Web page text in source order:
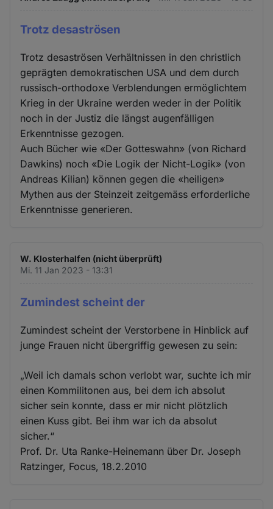
Trotz desaströsen
Trotz desaströsen Verhältnissen in den christlich
geprägten demokratischen USA und dem durch
russisch-orthodoxe Verblendungen ermöglichtem
Krieg in der Ukraine werden weder in der Politik
noch in der Justiz die längst augenfälligen
Erkenntnisse gezogen.
Auch Bücher wie «Der Gotteswahn» (von Richard
Dawkins) noch «Die Logik der Nicht-Logik» (von
Andreas Kilian) können gegen die «heiligen»
Mythen aus der Steinzeit zeitgemäss erforderliche
Erkenntnisse generieren.
W. Klosterhalfen (nicht überprüft)
Mi. 11 Jan 2023 - 13:31
Zumindest scheint der
Zumindest scheint der Verstorbene in Hinblick auf
junge Frauen nicht übergriffig gewesen zu sein:
„Weil ich damals schon verlobt war, suchte ich mir
einen Kommilitonen aus, bei dem ich absolut
sicher sein konnte, dass er mir nicht plötzlich
einen Kuss gibt. Bei ihm war ich da absolut
sicher.“
Prof. Dr. Uta Ranke-Heinemann über Dr. Joseph
Ratzinger, Focus, 18.2.2010